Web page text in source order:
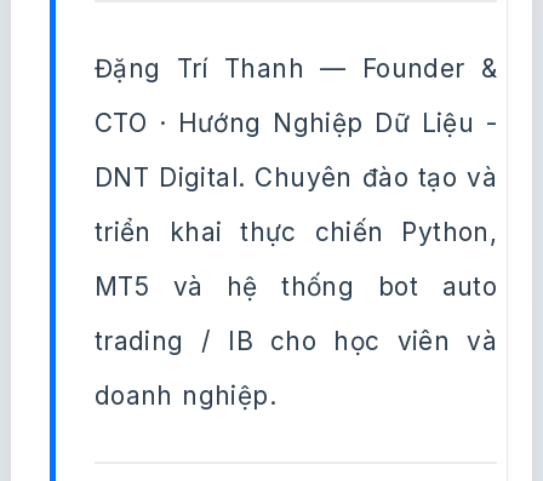
Đặng Trí Thanh — Founder &
CTO · Hướng Nghiệp Dữ Liệu -
DNT Digital. Chuyên đào tạo và
triển khai thực chiến Python,
MT5 và hệ thống bot auto
trading / IB cho học viên và
doanh nghiệp.